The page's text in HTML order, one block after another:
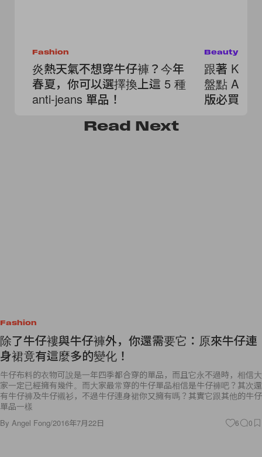
Fashion
炎熱天氣不想穿牛仔褲？今年
春夏，你可以選擇換上這 5 種
anti-jeans 單品！
Beauty
跟著
盤點
版必買單
Read Next
Fashion
除了牛仔褸與牛仔褲外，你還需要它：原來牛仔連
身裙竟有這麼多的變化！
牛仔布料的衣物可說是一年四季都合穿的單品，而且它永不過時，相信大
家一定已經擁有幾件。而大家最常穿的牛仔單品相信是牛仔褲吧？其次還
有牛仔褲及牛仔襯衫，不過牛仔連身裙你又擁有嗎？其實它跟其他的牛仔
單品一樣
By Angel Fong/2016年7月22日 6 0